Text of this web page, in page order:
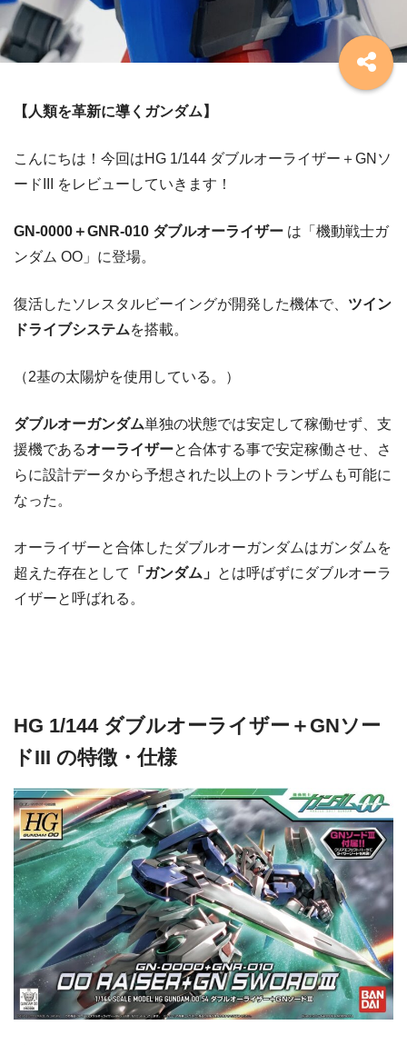
【人類を革新に導くガンダム】
こんにちは！今回はHG 1/144 ダブルオーライザー＋GNソ
ードIII をレビューしていきます！
GN-0000＋GNR-010 ダブルオーライザー は「機動戦士ガ
ンダム OO」に登場。
復活したソレスタルビーイングが開発した機体で、 ツイン
ドライブシステムを搭載。
（2基の太陽炉を使用している。）
ダブルオーガンダム単独の状態では安定して稼働せず、支
援機であるオーライザーと合体する事で安定稼働させ、さ
らに設計データから予想された以上のトランザムも可能に
なった。
オーライザーと合体したダブルオーガンダムはガンダムを
超えた存在として
「ガンダム」 とは呼ばずにダブルオーラ
イザーと呼ばれる。
HG 1/144 ダブルオーライザー＋GNソー
ドIII の特徴・仕様